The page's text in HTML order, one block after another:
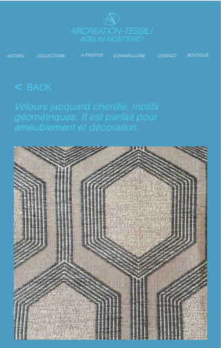
ARCREATION-TESSILI
ADELIN MONTEIRO
ACCUEIL COLLECTIONS A PROPOS ÉCHANTILLIONS CONTACT BOUTIQUE
< BACK
Velours jacquard chenille, motifs
géométriques. II est parfait pour
ameublement et décoration.